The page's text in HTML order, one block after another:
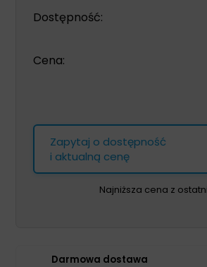
Dostępność:
Cena:
Zapytaj o dostępność
i aktualną cenę
Najniższa cena z
Darmowa dostawa